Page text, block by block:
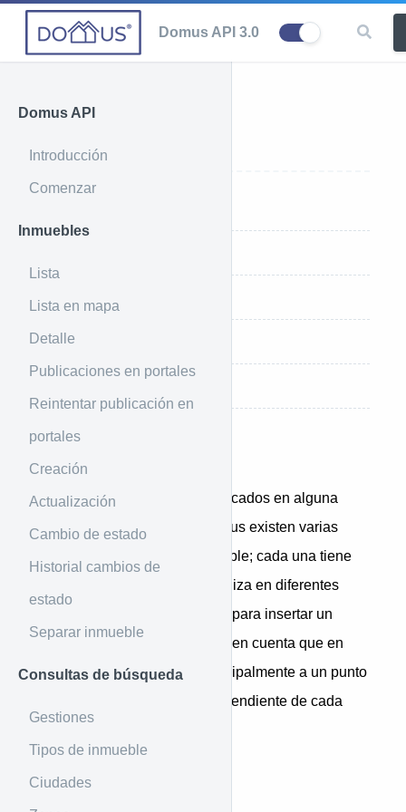
Domus API 3.0
Domus API
Introducción
Comenzar
Inmuebles
Lista
Lista en mapa
Detalle
Publicaciones en portales
Reintentar publicación en
portales
Creación
Actualización
Cambio de estado
Historial cambios de
estado
Separar inmueble
Consultas de búsqueda
Gestiones
Tipos de inmueble
Ciudades
Parámetros que recibe
Introducción
Todos los inmuebles están ubicados en alguna
zona (punto cardinal); en Domus existen varias
zonas posibles para un inmueble; cada una tiene
un código asignado que se utiliza en diferentes
circunstancias y en este caso, para insertar un
inmueble. Es importante tener en cuenta que en
este caso zona se refiere principalmente a un punto
cardinal que a una zona independiente de cada
Ejemplo de uso